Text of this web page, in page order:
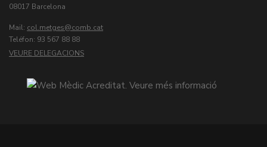
08017 Barcelona
Mail: col.metges
Teléfon: 93 567 88 88
VEURE DELEGACIONS